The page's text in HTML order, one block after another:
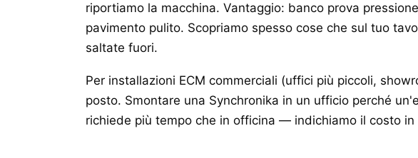
riportiamo la macchina. Vantaggio: banco prova
pavimento pulito. Scopriamo spesso cose che sul tuo
saltate fuori.
Per installazioni ECM commerciali (uffici più piccoli,
posto. Smontare una Synchronika in un ufficio perché
richiede più tempo che in officina — indichiamo il costo